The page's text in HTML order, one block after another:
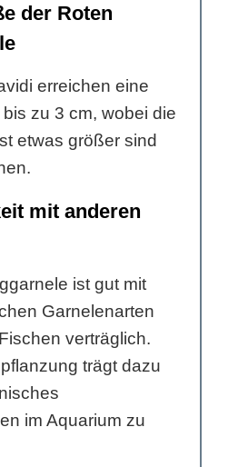
der Roten
erreichen eine
zu 3 cm, wobei die
etwas größer sind
mit anderen
ist gut mit
Garnelenarten
verträglich.
trägt dazu
im Aquarium zu